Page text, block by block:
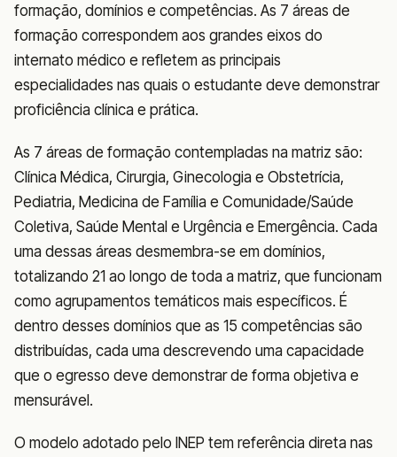
formação, domínios e competências. As 7 áreas de
formação correspondem aos grandes eixos do
internato médico e refletem as principais
especialidades nas quais o estudante deve demonstrar
proficiência clínica e prática.
As 7 áreas de formação contempladas na matriz são:
Clínica Médica, Cirurgia, Ginecologia e Obstetrícia,
Pediatria, Medicina de Família e Comunidade/Saúde
Coletiva, Saúde Mental e Urgência e Emergência. Cada
uma dessas áreas desmembra-se em domínios,
totalizando 21 ao longo de toda a matriz, que funcionam
como agrupamentos temáticos mais específicos. É
dentro desses domínios que as 15 competências são
distribuídas, cada uma descrevendo uma capacidade
que o egresso deve demonstrar de forma objetiva e
mensurável.
O modelo adotado pelo INEP tem referência direta nas